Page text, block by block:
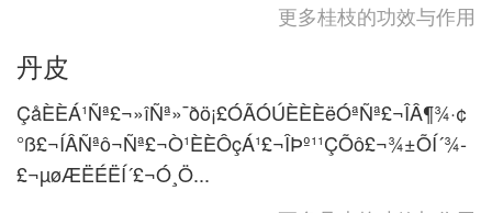
更多桂枝的功效与作用
丹皮
ÇåÈÈÁ¹Ñª£¬»îÑª»¯ðö¡£ÓÃÓÚÈÈÈëÓªÑª£¬ÎÂ¶¾·¢
°ß£¬ÍÂÑªô¬Ñª£¬Ò¹ÈÈÔçÁ¹£¬ÎÞº¹¹ÇÕô£¬¾­±ÕÍ´¾­
£¬µøÆËÉËÍ´£¬Ó¸Ö...